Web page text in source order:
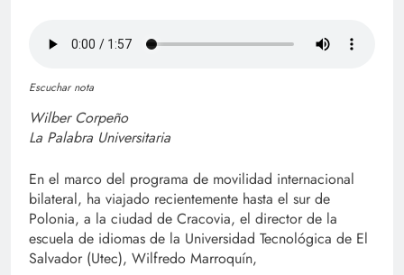
Escuchar nota
Wilber Corpeño
La Palabra Universitaria
En el marco del programa de movilidad internacional
bilateral, ha viajado recientemente hasta el sur de
Polonia, a la ciudad de Cracovia, el director de la
escuela de idiomas de la Universidad Tecnológica de El
Salvador (Utec), Wilfredo Marroquín,